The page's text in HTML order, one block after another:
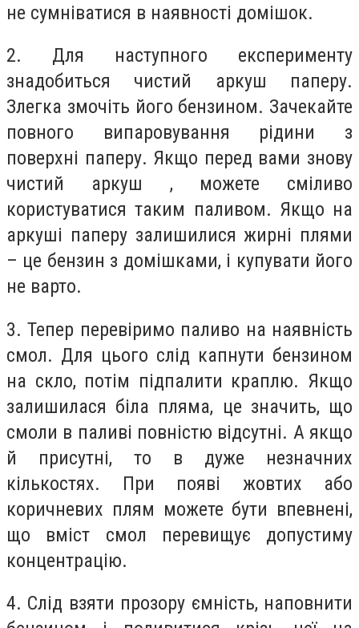
не сумніватися в наявності домішок.
2. Для наступного експерименту
знадобиться чистий аркуш паперу.
Злегка змочіть його бензином. Зачекайте
повного випаровування рідини з
поверхні паперу. Якщо перед вами знову
чистий аркуш , можете сміливо
користуватися таким паливом. Якщо на
аркуші паперу залишилися жирні плями
– це бензин з домішками, і купувати його
не варто.
3. Тепер перевіримо паливо на наявність
смол. Для цього слід капнути бензином
на скло, потім підпалити краплю. Якщо
залишилася біла пляма, це значить, що
смоли в паливі повністю відсутні. А якщо
й присутні, то в дуже незначних
кількостях. При появі жовтих або
коричневих плям можете бути впевнені,
що вміст смол перевищує допустиму
концентрацію.
4. Слід взяти прозору ємність, наповнити